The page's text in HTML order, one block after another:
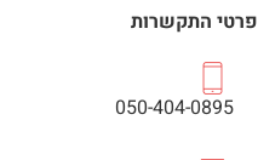
פרטי התקשרות
050-404-0895